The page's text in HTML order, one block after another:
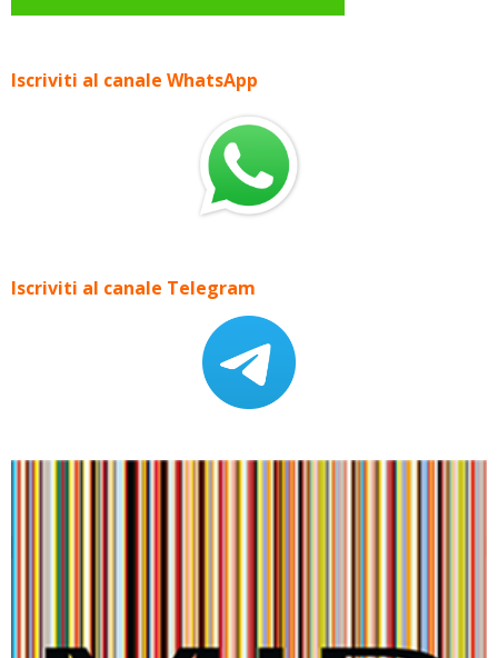
Iscriviti al canale WhatsApp
Iscriviti al canale Telegram